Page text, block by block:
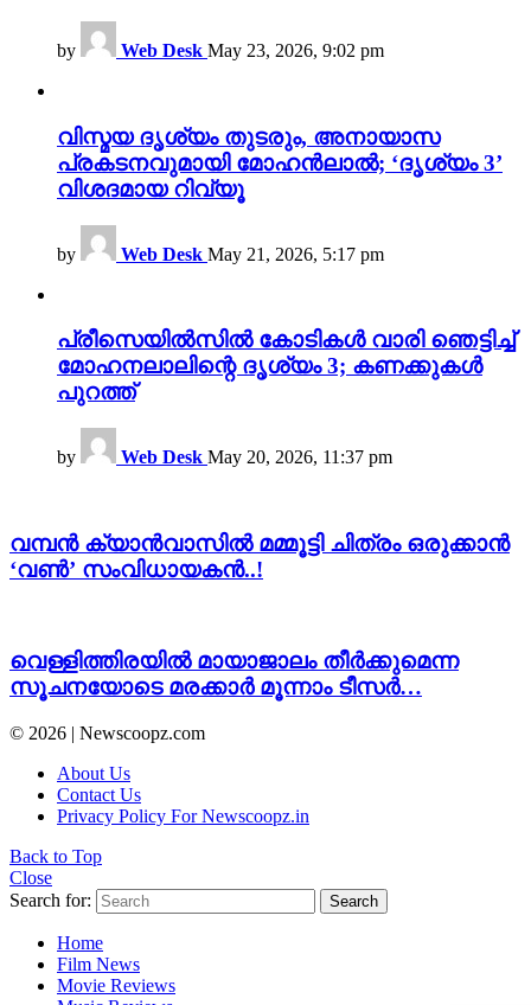
by Web Desk May 23, 2026, 9:02 pm
വിസ്മയ ദൃശ്യം തുടരും, അനായാസ
പ്രകടനവുമായി മോഹൻലാൽ; ‘ദൃശ്യം 3’
വിശദമായ റിവ്യൂ
by Web Desk May 21, 2026, 5:17 pm
പ്രീസെയിൽസിൽ കോടികൾ വാരി ഞെട്ടിച്ച്
മോഹനലാലിന്റെ ദൃശ്യം 3; കണക്കുകൾ
പുറത്ത്
by Web Desk May 20, 2026, 11:37 pm
വമ്പൻ ക്യാൻവാസിൽ മമ്മൂട്ടി ചിത്രം ഒരുക്കാൻ
‘വൺ’ സംവിധായകൻ..!
വെള്ളിത്തിരയിൽ മായാജാലം തീർക്കുമെന്ന
സൂചനയോടെ മരക്കാർ മൂന്നാം ടീസർ…
© 2026 | Newscoopz.com
About Us
Contact Us
Privacy Policy For Newscoopz.in
Back to Top
Close
Search for:
Search
Home
Film News
Movie Reviews